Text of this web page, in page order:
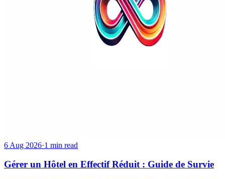
6 Aug 2026·1 min read
Gérer un Hôtel en Effectif Réduit : Guide de Survie